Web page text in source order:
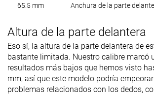
65.5 mm Anchura de la parte
Altura de la parte delantera
Eso sí, la altura de la parte delantera de
bastante limitada. Nuestro calibre marcó
resultados más bajos que hemos visto
mm, así que este modelo podría
problemas relacionados con los dedos,